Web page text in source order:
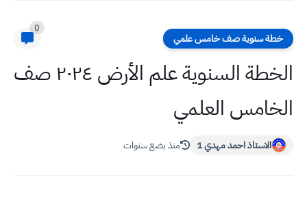
خطة سنوية صف خامس علمي
0
الخطة السنوية علم الأرض ٢٠٢٤ صف
الخامس العلمي
الاستاذ احمد مهدي 1 منذ بضع سنوات